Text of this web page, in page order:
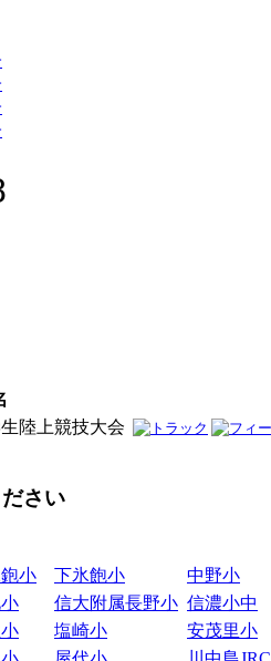
陸上競技大会
さい
小 下氷飽小
中野小
信大附属長野小 信濃小中
塩崎小
安茂里小